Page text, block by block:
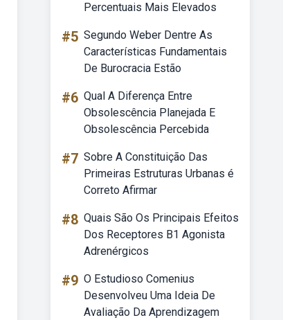
Percentuais Mais Elevados
#5 Segundo Weber Dentre As
Características Fundamentais
De Burocracia Estão
#6 Qual A Diferença Entre
Obsolescência Planejada E
Obsolescência Percebida
#7 Sobre A Constituição Das
Primeiras Estruturas Urbanas é
Correto Afirmar
#8 Quais São Os Principais Efeitos
Dos Receptores B1 Agonista
Adrenérgicos
#9 O Estudioso Comenius
Desenvolveu Uma Ideia De
Avaliação Da Aprendizagem